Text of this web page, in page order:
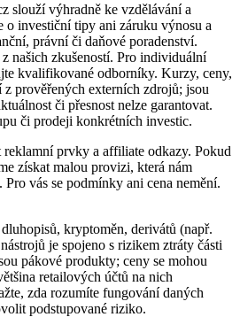
slouží výhradně ke vzdělávání a
o investiční tipy ani záruku výnosu a
právní či daňové poradenství.
našich zkušeností. Pro individuální
kvalifikované odborníky. Kurzy, ceny,
z prověřených externích zdrojů; jsou
či přesnost nelze garantovat.
či prodeji konkrétních investic.
prvky a affiliate odkazy. Pokud
získat malou provizi, která nám
vás se podmínky ani cena nemění.
kryptoměn, derivátů (např.
je spojeno s rizikem ztráty části
pákové produkty; ceny se mohou
retailových účtů na nich
zda rozumíte fungování daných
podstupované riziko.